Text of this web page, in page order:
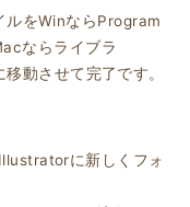
ルをWinならProgram
ならライブラ
動させて完了です。
に新しくフォ